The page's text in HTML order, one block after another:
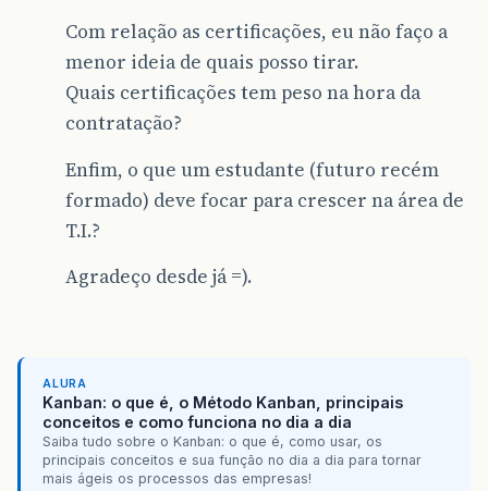
Com relação as certificações, eu não faço a
menor ideia de quais posso tirar.
Quais certificações tem peso na hora da
contratação?
Enfim, o que um estudante (futuro recém
formado) deve focar para crescer na área de
T.I.?
Agradeço desde já =).
ALURA
Kanban: o que é, o Método Kanban, principais
conceitos e como funciona no dia a dia
Saiba tudo sobre o Kanban: o que é, como usar, os
principais conceitos e sua função no dia a dia para tornar
mais ágeis os processos das empresas!